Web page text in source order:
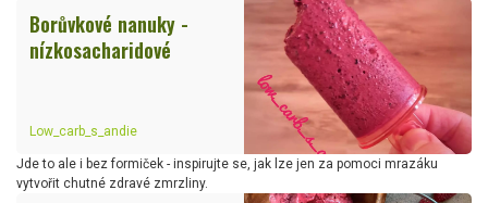
Borůvkové nanuky -
nízkosacharidové
Low_carb_s_andie
Jde to ale i bez formiček - inspirujte se, jak lze jen za pomoci mrazáku
vytvořit chutné zdravé zmrzliny.